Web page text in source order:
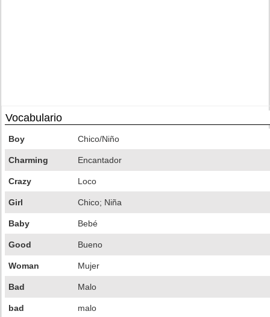
Vocabulario
Boy Chico/Niño
Charming Encantador
Crazy Loco
Girl Chico; Niña
Baby Bebé
Good Bueno
Woman Mujer
Bad Malo
bad malo